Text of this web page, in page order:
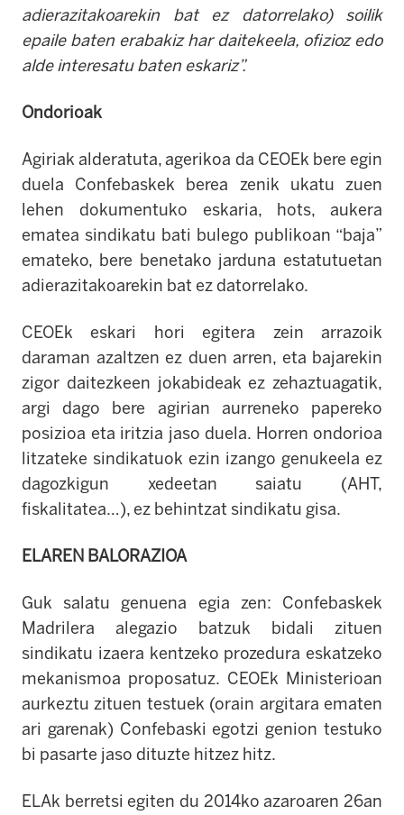
adierazitakoarekin bat ez datorrelako) soilik
epaile baten erabakiz har daitekeela, ofizioz edo
alde interesatu baten eskariz”.
Ondorioak
Agiriak alderatuta, agerikoa da CEOEk bere egin
duela Confebaskek berea zenik ukatu zuen
lehen dokumentuko eskaria, hots, aukera
ematea sindikatu bati bulego publikoan “baja”
emateko, bere benetako jarduna estatutuetan
adierazitakoarekin bat ez datorrelako.
CEOEk eskari hori egitera zein arrazoik
daraman azaltzen ez duen arren, eta bajarekin
zigor daitezkeen jokabideak ez zehaztuagatik,
argi dago bere agirian aurreneko papereko
posizioa eta iritzia jaso duela. Horren ondorioa
litzateke sindikatuok ezin izango genukeela ez
dagozkigun xedeetan saiatu (AHT,
fiskalitatea…), ez behintzat sindikatu gisa.
ELAREN BALORAZIOA
Guk salatu genuena egia zen: Confebaskek
Madrilera alegazio batzuk bidali zituen
sindikatu izaera kentzeko prozedura eskatzeko
mekanismoa proposatuz. CEOEk Ministerioan
aurkeztu zituen testuek (orain argitara ematen
ari garenak) Confebaski egotzi genion testuko
bi pasarte jaso dituzte hitzez hitz.
ELAk berretsi egiten du 2014ko azaroaren 26an